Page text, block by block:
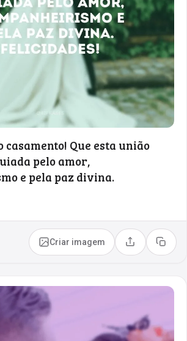
casamento! Que esta união
pelo amor,
e pela paz divina.
Criar imagem Compartilhar
Copiar